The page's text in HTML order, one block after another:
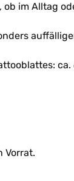
im Alltag
ca.
Vorrat.